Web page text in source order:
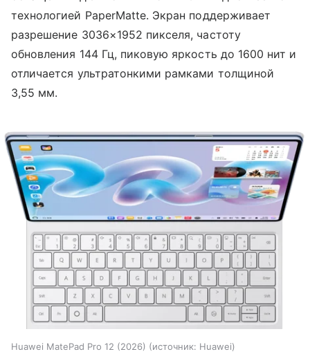
технологией PaperMatte. Экран поддерживает
разрешение 3036×1952 пикселя, частоту
обновления 144 Гц, пиковую яркость до 1600 нит и
отличается ультратонкими рамками толщиной
3,55 мм.
Huawei MatePad Pro 12 (2026) источник: Huawei